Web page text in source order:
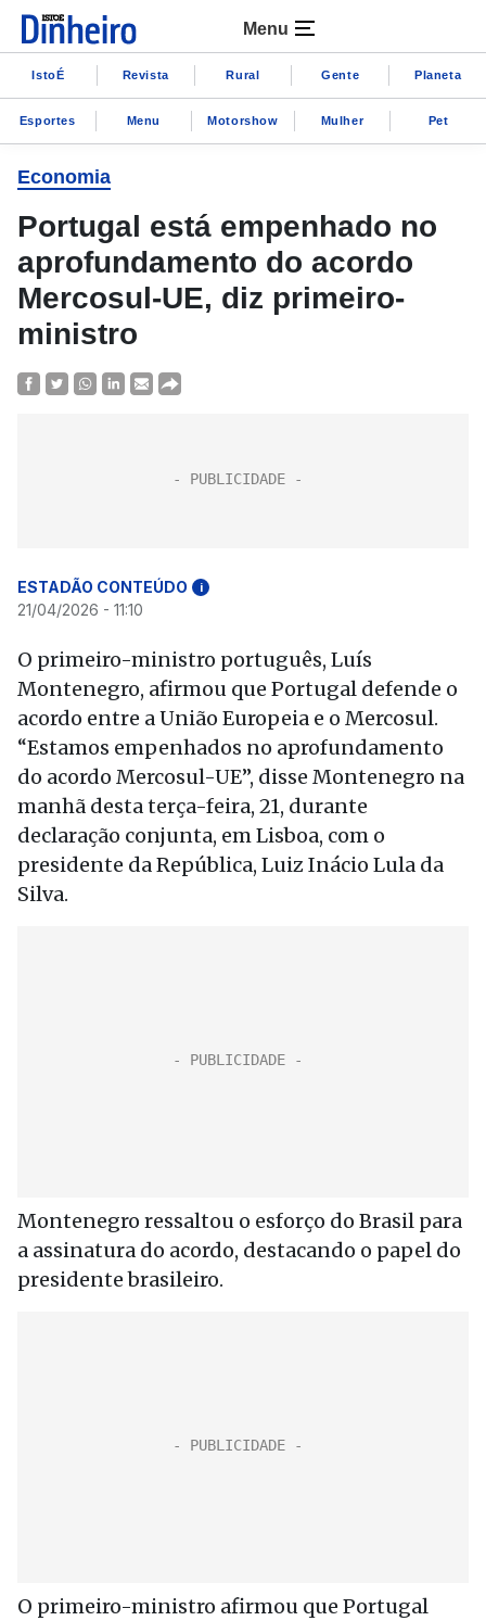
Menu
IstoÉ Revista Rural Gente Planeta
Esportes Menu Motorshow Mulher Pet
Economia
Portugal está empenhado no
aprofundamento do acordo
Mercosul-UE, diz primeiro-
ministro
ESTADÃO CONTEÚDO i
21/04/2026 - 11:10
O primeiro-ministro português, Luís
Montenegro, afirmou que Portugal defende o
acordo entre a União Europeia e o Mercosul.
“Estamos empenhados no aprofundamento
do acordo Mercosul-UE”, disse Montenegro na
manhã desta terça-feira, 21, durante
declaração conjunta, em Lisboa, com o
presidente da República, Luiz Inácio Lula da
Silva.
Montenegro ressaltou o esforço do Brasil para
a assinatura do acordo, destacando o papel do
presidente brasileiro.
O primeiro-ministro afirmou que Portugal